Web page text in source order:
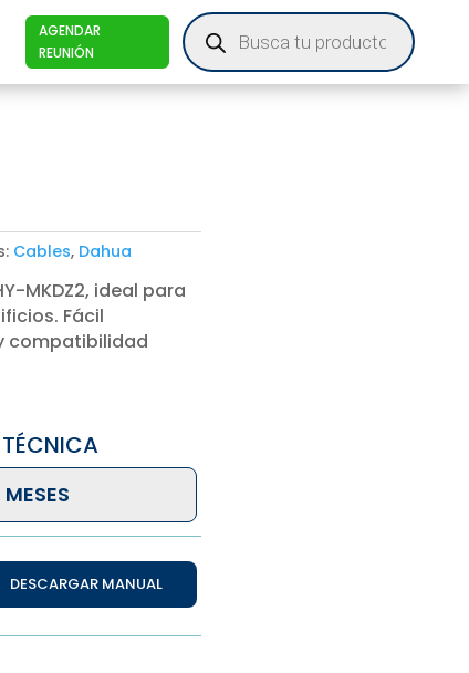
AGENDAR
REUNIÓN
Products
search
Cables, Dahua
MKDZ2, ideal para
Fácil
compatibilidad
DESCARGAR MANUAL